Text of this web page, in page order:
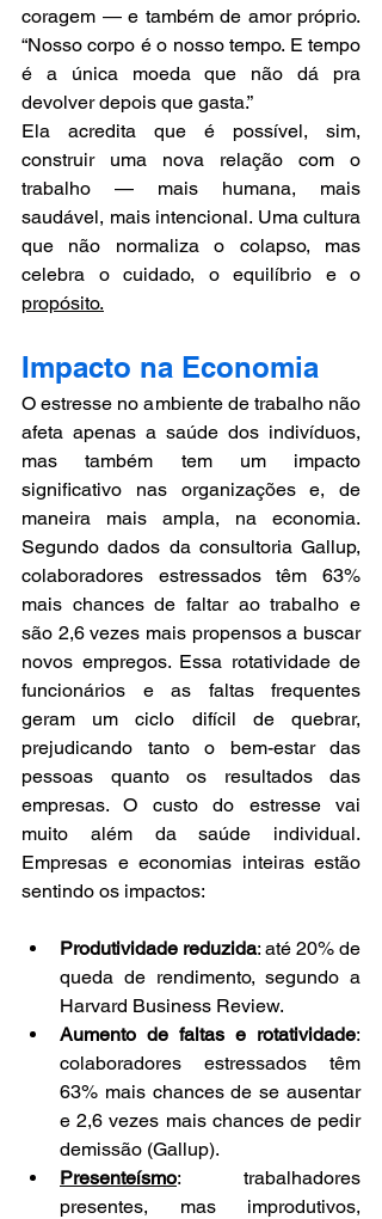
coragem — e também de amor próprio.
“Nosso corpo é o nosso tempo. E tempo
é a única moeda que não dá pra
devolver depois que gasta.”
Ela acredita que é possível, sim,
construir uma nova relação com o
trabalho — mais humana, mais
saudável, mais intencional. Uma cultura
que não normaliza o colapso, mas
propósito.
Impacto na Economia
O estresse no ambiente de trabalho não
afeta apenas a saúde dos indivíduos,
mas também tem um impacto
significativo nas organizações e, de
maneira mais ampla, na economia.
Segundo dados da consultoria Gallup,
colaboradores estressados têm 63%
mais chances de faltar ao trabalho e
são 2,6 vezes mais propensos a buscar
novos empregos. Essa rotatividade de
funcionários e as faltas frequentes
geram um ciclo difícil de quebrar,
prejudicando tanto o bem-estar das
pessoas quanto os resultados das
empresas. O custo do estresse vai
muito além da saúde individual.
Empresas e economias inteiras estão
sentindo os impactos:
Produtividade reduzida: até 20% de
queda de rendimento, segundo a
Harvard Business Review.
Aumento de faltas e rotatividade:
colaboradores estressados têm
63% mais chances de se ausentar
e 2,6 vezes mais chances de pedir
demissão (Gallup).
Presenteísmo: trabalhadores
presentes, mas improdutivos,